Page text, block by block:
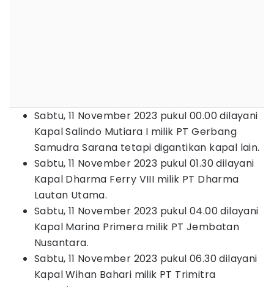
Sabtu, 11 November 2023 pukul 00.00 dilayani
Kapal Salindo Mutiara I milik PT Gerbang
Samudra Sarana tetapi digantikan kapal lain.
Sabtu, 11 November 2023 pukul 01.30 dilayani
Kapal Dharma Ferry VIII milik PT Dharma
Lautan Utama.
Sabtu, 11 November 2023 pukul 04.00 dilayani
Kapal Marina Primera milik PT Jembatan
Nusantara.
Sabtu, 11 November 2023 pukul 06.30 dilayani
Kapal Wihan Bahari milik PT Trimitra